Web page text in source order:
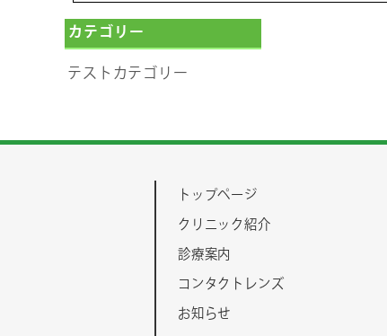
カテゴリー
テストカテゴリー
トップページ
クリニック紹介
診療案内
コンタクトレンズ
お知らせ